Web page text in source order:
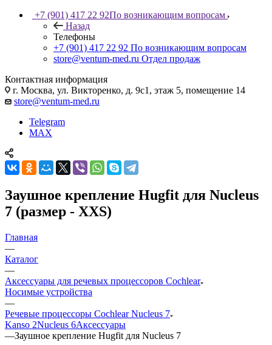
+7 (901) 417 22 92По возникающим вопросам
Назад
Телефоны
+7 (901) 417 22 92 По возникающим вопросам
store@ventum-med.ru Отдел продаж
Контактная информация
г. Москва, ул. Викторенко, д. 9с1, этаж 5, помещение 14
store@ventum-med.ru
Telegram
MAX
Заушное крепление Hugfit для Nucleus
7 (размер - XXS)
Главная
—
Каталог
—
Аксессуары для речевых процессоров Cochlear
Носимые устройства
—
Речевые процессоры Cochlear Nucleus 7
Kanso 2Nucleus 6Аксессуары
—Заушное крепление Hugfit для Nucleus 7